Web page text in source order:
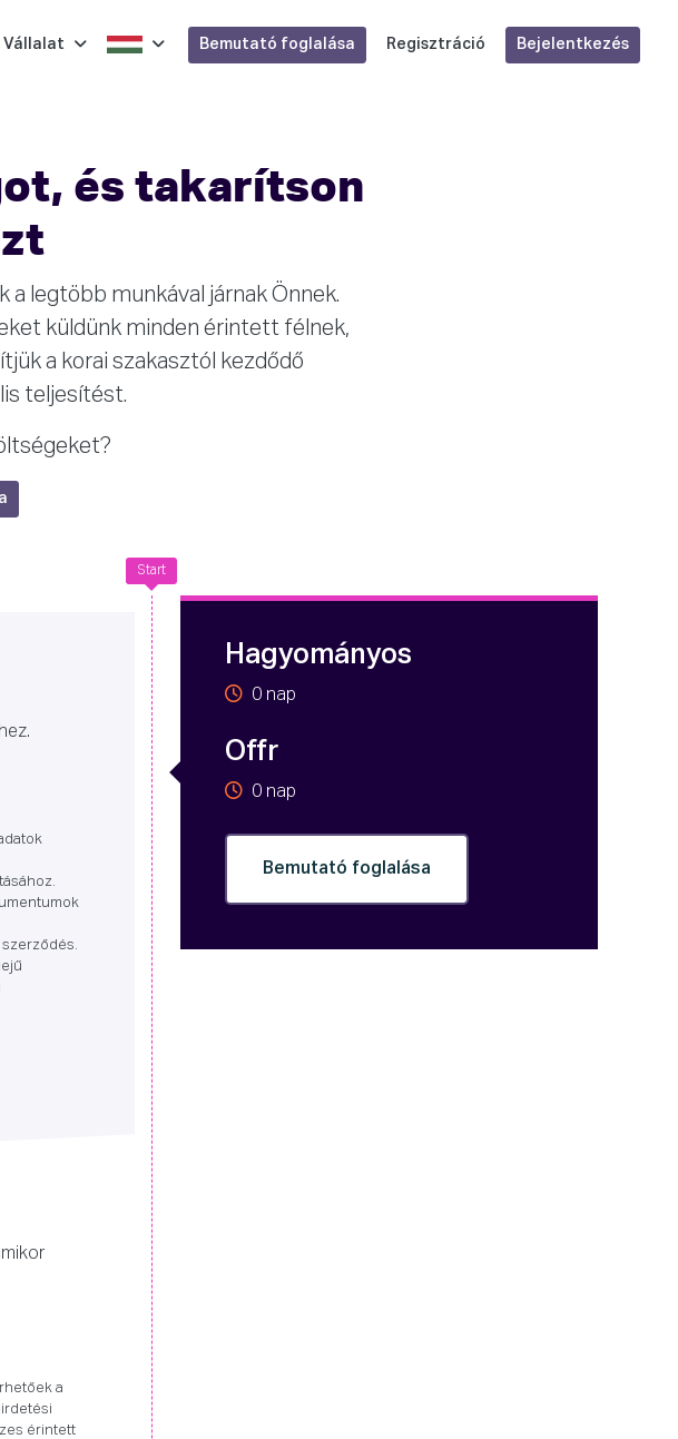
Vállalat Bemutató foglalása Regisztráció Bejelentkezés
és takarítson
legtöbb munkával járnak Önnek.
küldünk minden érintett félnek,
a korai szakasztól kezdődő
teljesítést.
Start
a
érintett
Hagyományos
0 nap
Offr
0 nap
Bemutató foglalása